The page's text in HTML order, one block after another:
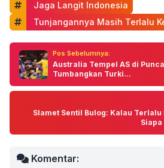
Jaga Langit Indonesia
Tunjangannya Masih Terlalu
Pos Sebelumnya:
Australia Tempel AS di
Tumbangkan Turki...
Slamet Sentil Bulog: Kalau Terlalu
Komentar: